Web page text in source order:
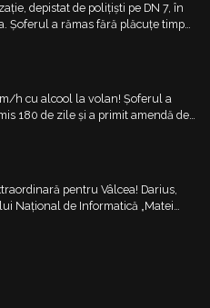
depistat de polițiști pe DN 7, în
Șoferul a rămas fără plăcuțe timp
h cu alcool la volan! Șoferul a
180 de zile și a primit amendă de
pentru Vâlcea! Darius,
Național de Informatică „Matei
argintul la Olimpiada
Inteligență Artificială